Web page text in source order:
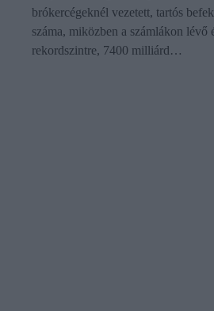
brókercégeknél vezetett, tartós
száma, miközben a számlákon lévő
rekordszintre, 7400 milliárd…